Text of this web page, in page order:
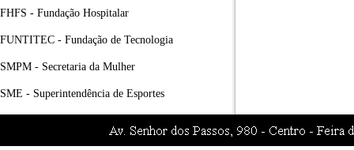
FHFS - Fundação Hospitalar
FUNTITEC - Fundação de Tecnologia
SMPM - Secretaria da Mulher
SME - Superintendência de Esportes